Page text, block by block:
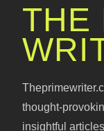
THE
thought-
insightful